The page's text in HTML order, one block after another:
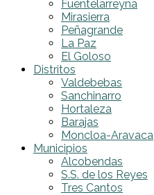
Fuentelarreyna
Mirasierra
Peñagrande
La Paz
El Goloso
Distritos
Valdebebas
Sanchinarro
Hortaleza
Barajas
Moncloa-Aravaca
Municipios
Alcobendas
S.S. de los Reyes
Tres Cantos